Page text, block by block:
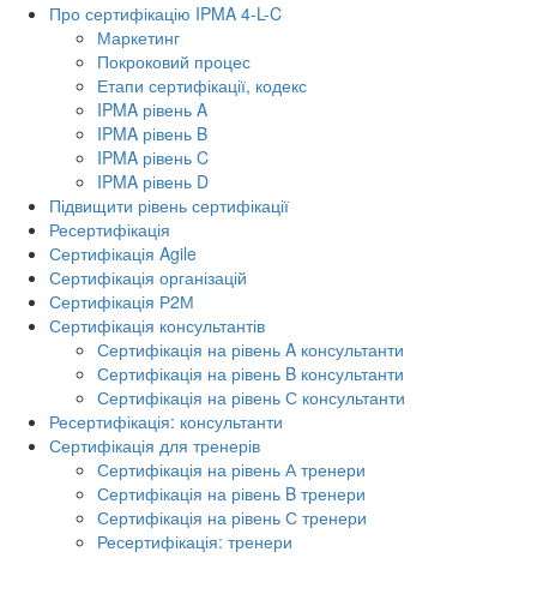
Про сертифікацію IPMA 4-L-C
Маркетинг
Покроковий процес
Етапи сертифікації, кодекс
IPMA рівень A
IPMA рівень B
IPMA рівень C
IPMA рівень D
Підвищити рівень сертифікації
Ресертифікація
Сертифікація Agile
Сертифікація організацій
Сертифікація Р2М
Сертифікація консультантів
Сертифікація на рівень A консультанти
Сертифікація на рівень B консультанти
Сертифікація на рівень С консультанти
Ресертифікація: консультанти
Сертифікація для тренерів
Сертифікація на рівень А тренери
Сертифікація на рівень B тренери
Сертифікація на рівень С тренери
Ресертифікація: тренери